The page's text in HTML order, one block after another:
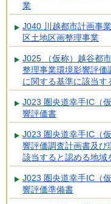
業
J040 川越都市計画事
区土地区画整理事業
J025 （仮称）越谷都
整理事業環境影響評価
に関する基準に該当
J023 圏央道幸手IC（
響評価書
J023 圏央道幸手IC（
響評価調査計画書及び
該当すると認める地域
J023 圏央道幸手IC（
響評価準備書